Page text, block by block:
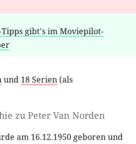
gibt's im Moviepilot-
und 18 Serien (als
zu Peter Van Norden
am 16.12.1950 geboren und